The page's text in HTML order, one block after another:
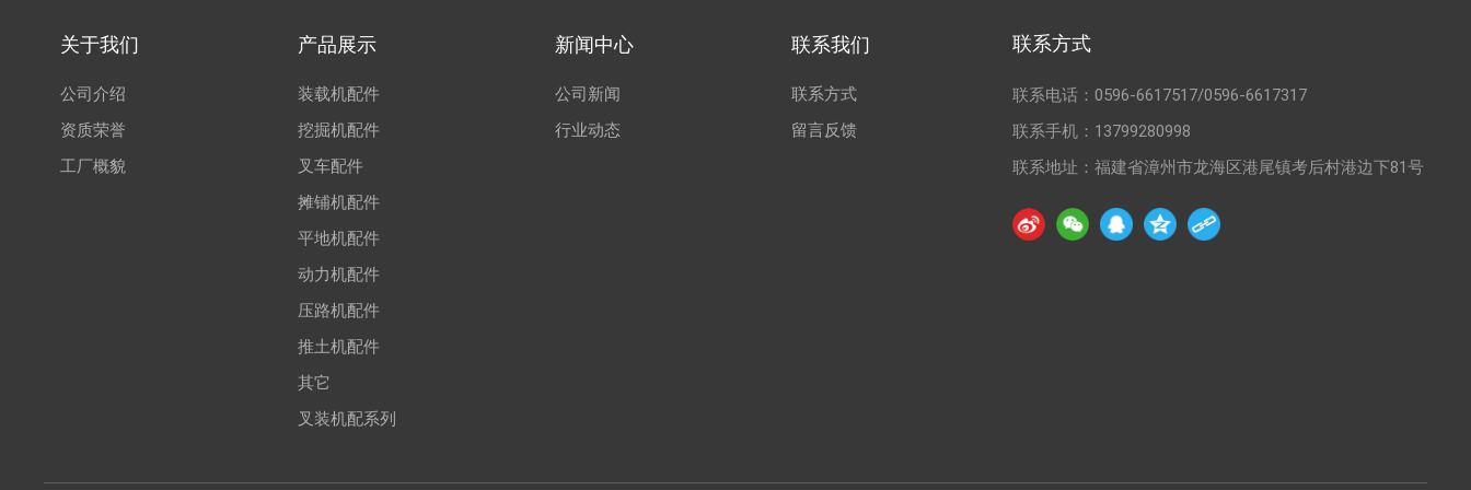
关于我们
公司介绍
资质荣誉
工厂概貌
产品展示
装载机配件
挖掘机配件
叉车配件
摊铺机配件
平地机配件
动力机配件
压路机配件
推土机配件
其它
叉装机配系列
新闻中心
公司新闻
行业动态
联系我们
联系方式
留言反馈
联系方式
联系电话： 0596-6617517/0596-6617317
联系手机： 13799280998
联系地址：福建省漳州市龙海区港尾镇考后村港边下81号